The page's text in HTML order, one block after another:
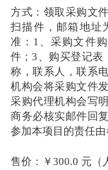
方式：领取采购文
扫描件，邮箱地址
准：1、采购文件
件；3、购买登记表
称，联系人，联系
机构会将采购文件
采购代理机构会写
商务必核实邮件回
参加本项目的责任由
售价：￥300.0 元（